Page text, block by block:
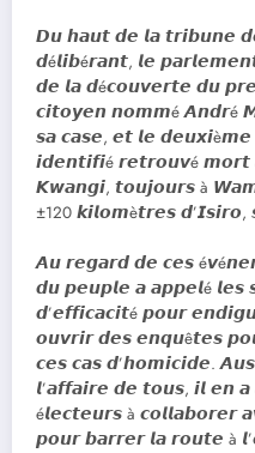
𝘿𝙪 𝙝𝙖𝙪𝙩 𝙙𝙚 𝙡𝙖 𝙩𝙧𝙞𝙗𝙪𝙣𝙚
𝙙é𝙡𝙞𝙗é𝙧𝙖𝙣𝙩, 𝙡𝙚
𝙙𝙚 𝙡𝙖 𝙙é𝙘𝙤𝙪𝙫𝙚𝙧𝙩𝙚 𝙙𝙪
𝙘𝙞𝙩𝙤𝙮𝙚𝙣 𝙣𝙤𝙢𝙢é 𝘼𝙣𝙙𝙧é
𝙨𝙖 𝙘𝙖𝙨𝙚, 𝙚𝙩 𝙡𝙚
𝙞𝙙𝙚𝙣𝙩𝙞𝙛𝙞é 𝙧𝙚𝙩𝙧𝙤𝙪𝙫é
𝙆𝙬𝙖𝙣𝙜𝙞, 𝙩𝙤𝙪𝙟𝙤𝙪𝙧𝙨 à
±120 𝙠𝙞𝙡𝙤𝙢è𝙩𝙧𝙚𝙨
𝘼𝙪 𝙧𝙚𝙜𝙖𝙧𝙙 𝙙𝙚 𝙘𝙚𝙨
𝙙𝙪 𝙥𝙚𝙪𝙥𝙡𝙚 𝙖 𝙖𝙥𝙥𝙚𝙡é 𝙡𝙚𝙨
𝙙’𝙚𝙛𝙛𝙞𝙘𝙖𝙘𝙞𝙩é 𝙥𝙤𝙪𝙧
𝙤𝙪𝙫𝙧𝙞𝙧 𝙙𝙚𝙨 𝙚𝙣𝙦𝙪ê𝙩𝙚𝙨
𝙘𝙚𝙨 𝙘𝙖𝙨 𝙙’𝙝𝙤𝙢𝙞𝙘𝙞𝙙𝙚.
𝙡’𝙖𝙛𝙛𝙖𝙞𝙧𝙚 𝙙𝙚 𝙩𝙤𝙪𝙨, 𝙞𝙡
é𝙡𝙚𝙘𝙩𝙚𝙪𝙧𝙨 à 𝙘𝙤𝙡𝙡𝙖𝙗𝙤𝙧𝙚𝙧
𝙥𝙤𝙪𝙧 𝙗𝙖𝙧𝙧𝙚𝙧 𝙡𝙖 𝙧𝙤𝙪𝙩𝙚 à